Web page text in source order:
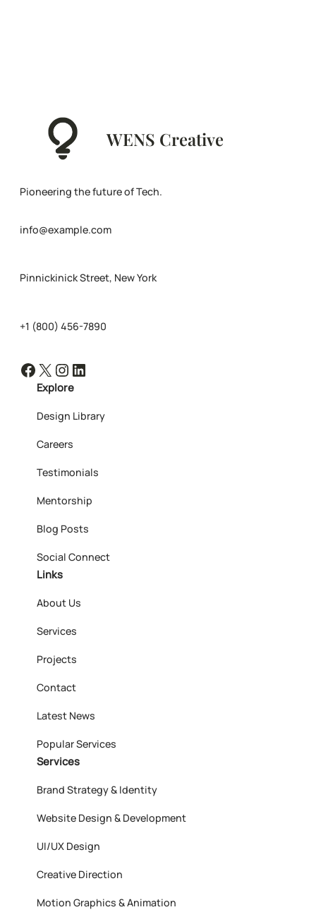
WENS Creative
Pioneering the future of Tech.
info@example.com
Pinnickinick Street, New York
+1 (800) 456-7890
Facebook X Instagram LinkedIn
Explore
Design Library
Careers
Testimonials
Mentorship
Blog Posts
Social Connect
Links
About Us
Services
Projects
Contact
Latest News
Popular Services
Services
Brand Strategy & Identity
Website Design & Development
UI/UX Design
Creative Direction
Motion Graphics & Animation